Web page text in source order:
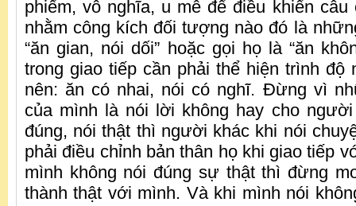
phiếm, vô nghĩa, u mê để điều khiển câu
nhằm công kích đối tượng nào đó là
“ăn gian, nói dối” hoặc gọi họ là “ăn
trong giao tiếp cần phải thể hiện trình độ
nên: ăn có nhai, nói có nghĩ. Đừng vì
của mình là nói lời không hay cho
đúng, nói thật thì người khác khi nói
phải điều chỉnh bản thân họ khi giao tiếp
mình không nói đúng sự thật thì đừng
thành thật với mình. Và khi mình nói